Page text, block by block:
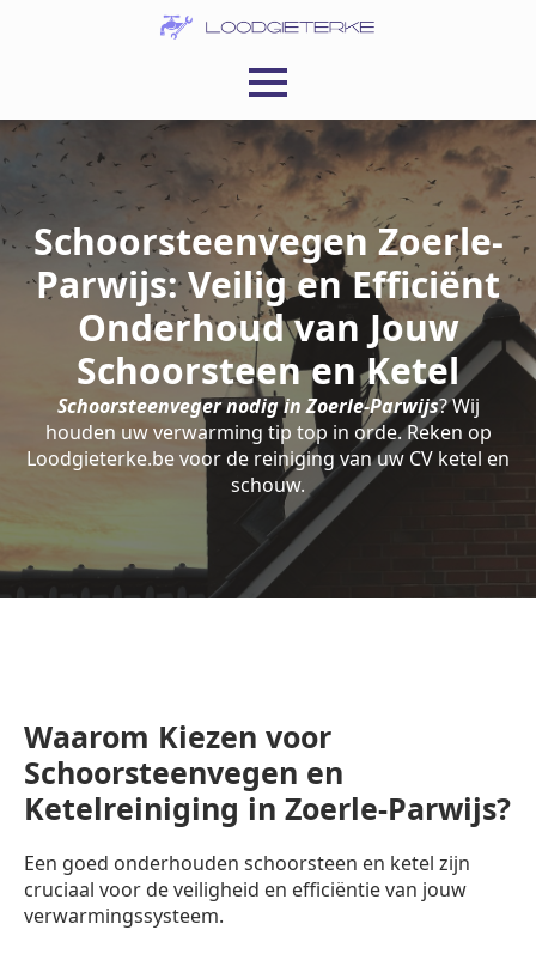
Schoorsteenvegen Zoerle-
Parwijs: Veilig en Efficiënt
Onderhoud van Jouw
Schoorsteen en Ketel
Schoorsteenveger nodig in Zoerle-Parwijs? Wij
houden uw verwarming tip top in orde. Reken op
Loodgieterke.be voor de reiniging van uw CV ketel en
schouw.
Waarom Kiezen voor
Schoorsteenvegen en
Ketelreiniging in Zoerle-Parwijs?
Een goed onderhouden schoorsteen en ketel zijn
cruciaal voor de veiligheid en efficiëntie van jouw
verwarmingssysteem.